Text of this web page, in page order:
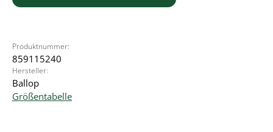
Produktnummer:
859115240
Hersteller:
Ballop
Größentabelle